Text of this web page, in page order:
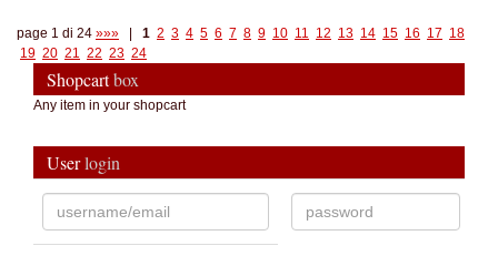
page 1 di 24 »»» 1 2 3 4 5 6 7 8 9 10 11 12 13 14 15 16 17 18
19 20 21 22 23 24
Shopcartbox
Any item in your shopcart
Userlogin